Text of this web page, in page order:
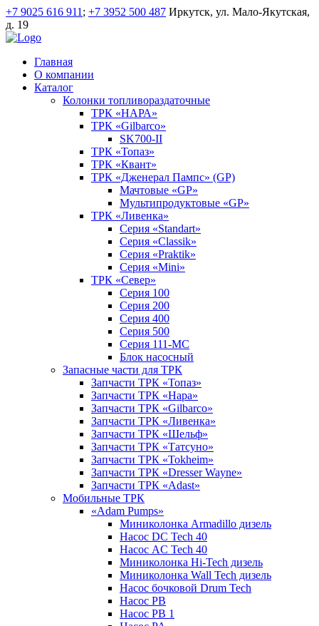
+7 9025 616 911 ; +7 3952 500 487 Иркутск, ул. Мало-Якутская,
д. 19
Главная
О компании
Каталог
Колонки топливораздаточные
ТРК «НАРА»
ТРК «Gilbarco»
SK700-II
ТРК «Топаз»
ТРК «Квант»
ТРК «Дженерал Пампс» (GP)
Мачтовые «GP»
Мультипродуктовые «GP»
ТРК «Ливенка»
Серия «Standart»
Серия «Classik»
Серия «Praktik»
Серия «Mini»
ТРК «Север»
Серия 100
Серия 200
Серия 400
Серия 500
Серия 111-МС
Блок насосный
Запасные части для ТРК
Запчасти ТРК «Топаз»
Запчасти ТРК «Нара»
Запчасти ТРК «Gilbarco»
Запчасти ТРК «Ливенка»
Запчасти ТРК «Шельф»
Запчасти ТРК «Татсуно»
Запчасти ТРК «Tokheim»
Запчасти ТРК «Dresser Wayne»
Запчасти ТРК «Adast»
Мобильные ТРК
«Adam Pumps»
Миниколонка Armadillo дизель
Насос DC Tech 40
Насос AC Tech 40
Миниколонка Hi-Tech дизель
Миниколонка Wall Tech дизель
Насос бочковой Drum Tech
Насос PB
Насос PB 1